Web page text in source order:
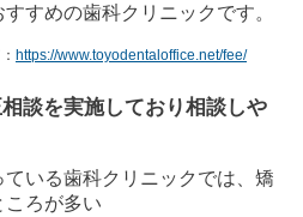
すめの歯科クリニックです。
https://www.toyodentaloffice.net/fee/
談を実施しており相談しや
いる歯科クリニックでは、矯
ころが多い